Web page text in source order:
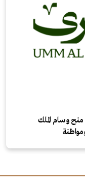
وسام الملك